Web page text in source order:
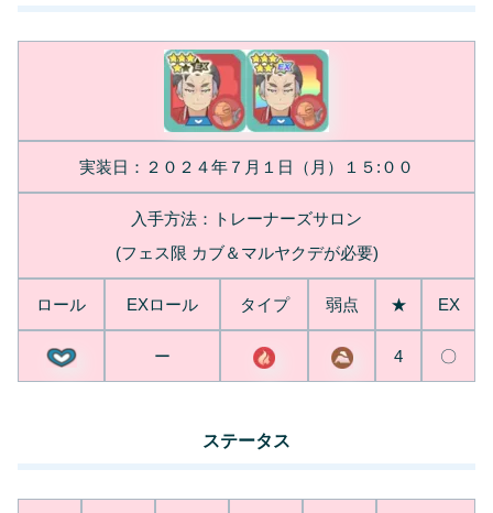
実装日：２０２４年７月１日（月）１５:００
入手方法：トレーナーズサロン
(フェス限 カブ＆マルヤクデが必要)
ロール EXロール タイプ 弱点 ★ EX
ー 4 〇
ステータス